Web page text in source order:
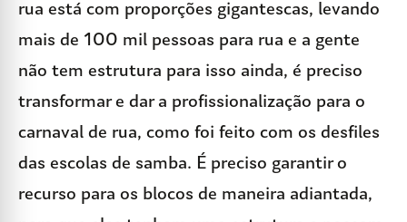
rua está com proporções gigantescas, levando
mais de 100 mil pessoas para rua e a gente
não tem estrutura para isso ainda, é preciso
transformar e dar a profissionalização para o
carnaval de rua, como foi feito com os desfiles
das escolas de samba. É preciso garantir o
recurso para os blocos de maneira adiantada,